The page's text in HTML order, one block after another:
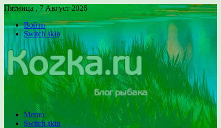
Пятница , 7 Август 2026
Войти
Switch skin
Меню
Switch skin